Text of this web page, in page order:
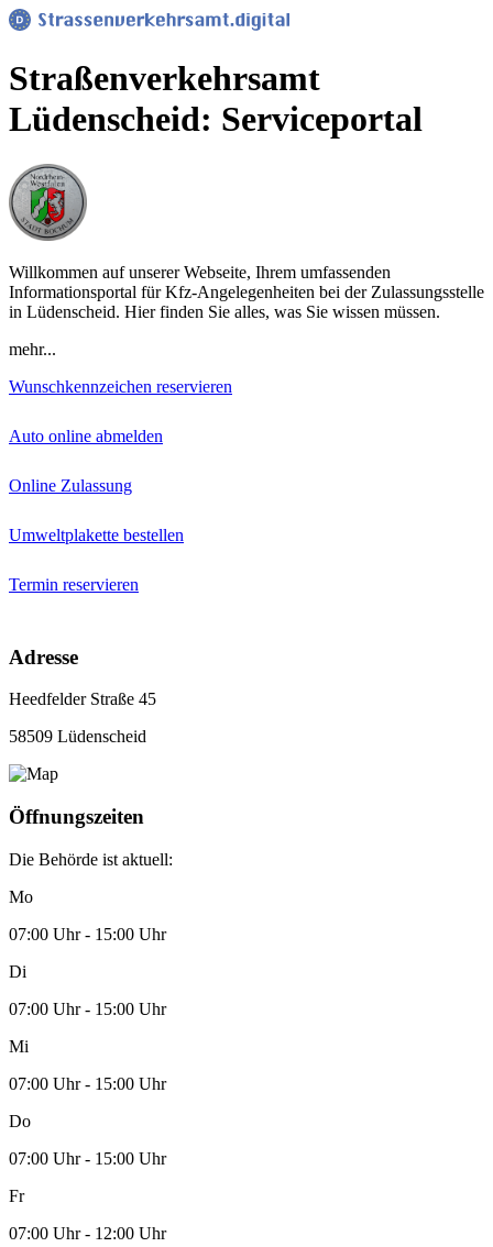
Straßenverkehrsamt
Lüdenscheid: Serviceportal
Willkommen auf unserer Webseite, Ihrem umfassenden
Informationsportal für Kfz-Angelegenheiten bei der Zulassungsstelle
in Lüdenscheid. Hier finden Sie alles, was Sie wissen müssen.
mehr...
Wunschkennzeichen reservieren
Auto online abmelden
Online Zulassung
Umweltplakette bestellen
Termin reservieren
Adresse
Heedfelder Straße 45
58509 Lüdenscheid
Öffnungszeiten
Die Behörde ist aktuell:
Mo
07:00 Uhr - 15:00 Uhr
Di
07:00 Uhr - 15:00 Uhr
Mi
07:00 Uhr - 15:00 Uhr
Do
07:00 Uhr - 15:00 Uhr
Fr
07:00 Uhr - 12:00 Uhr